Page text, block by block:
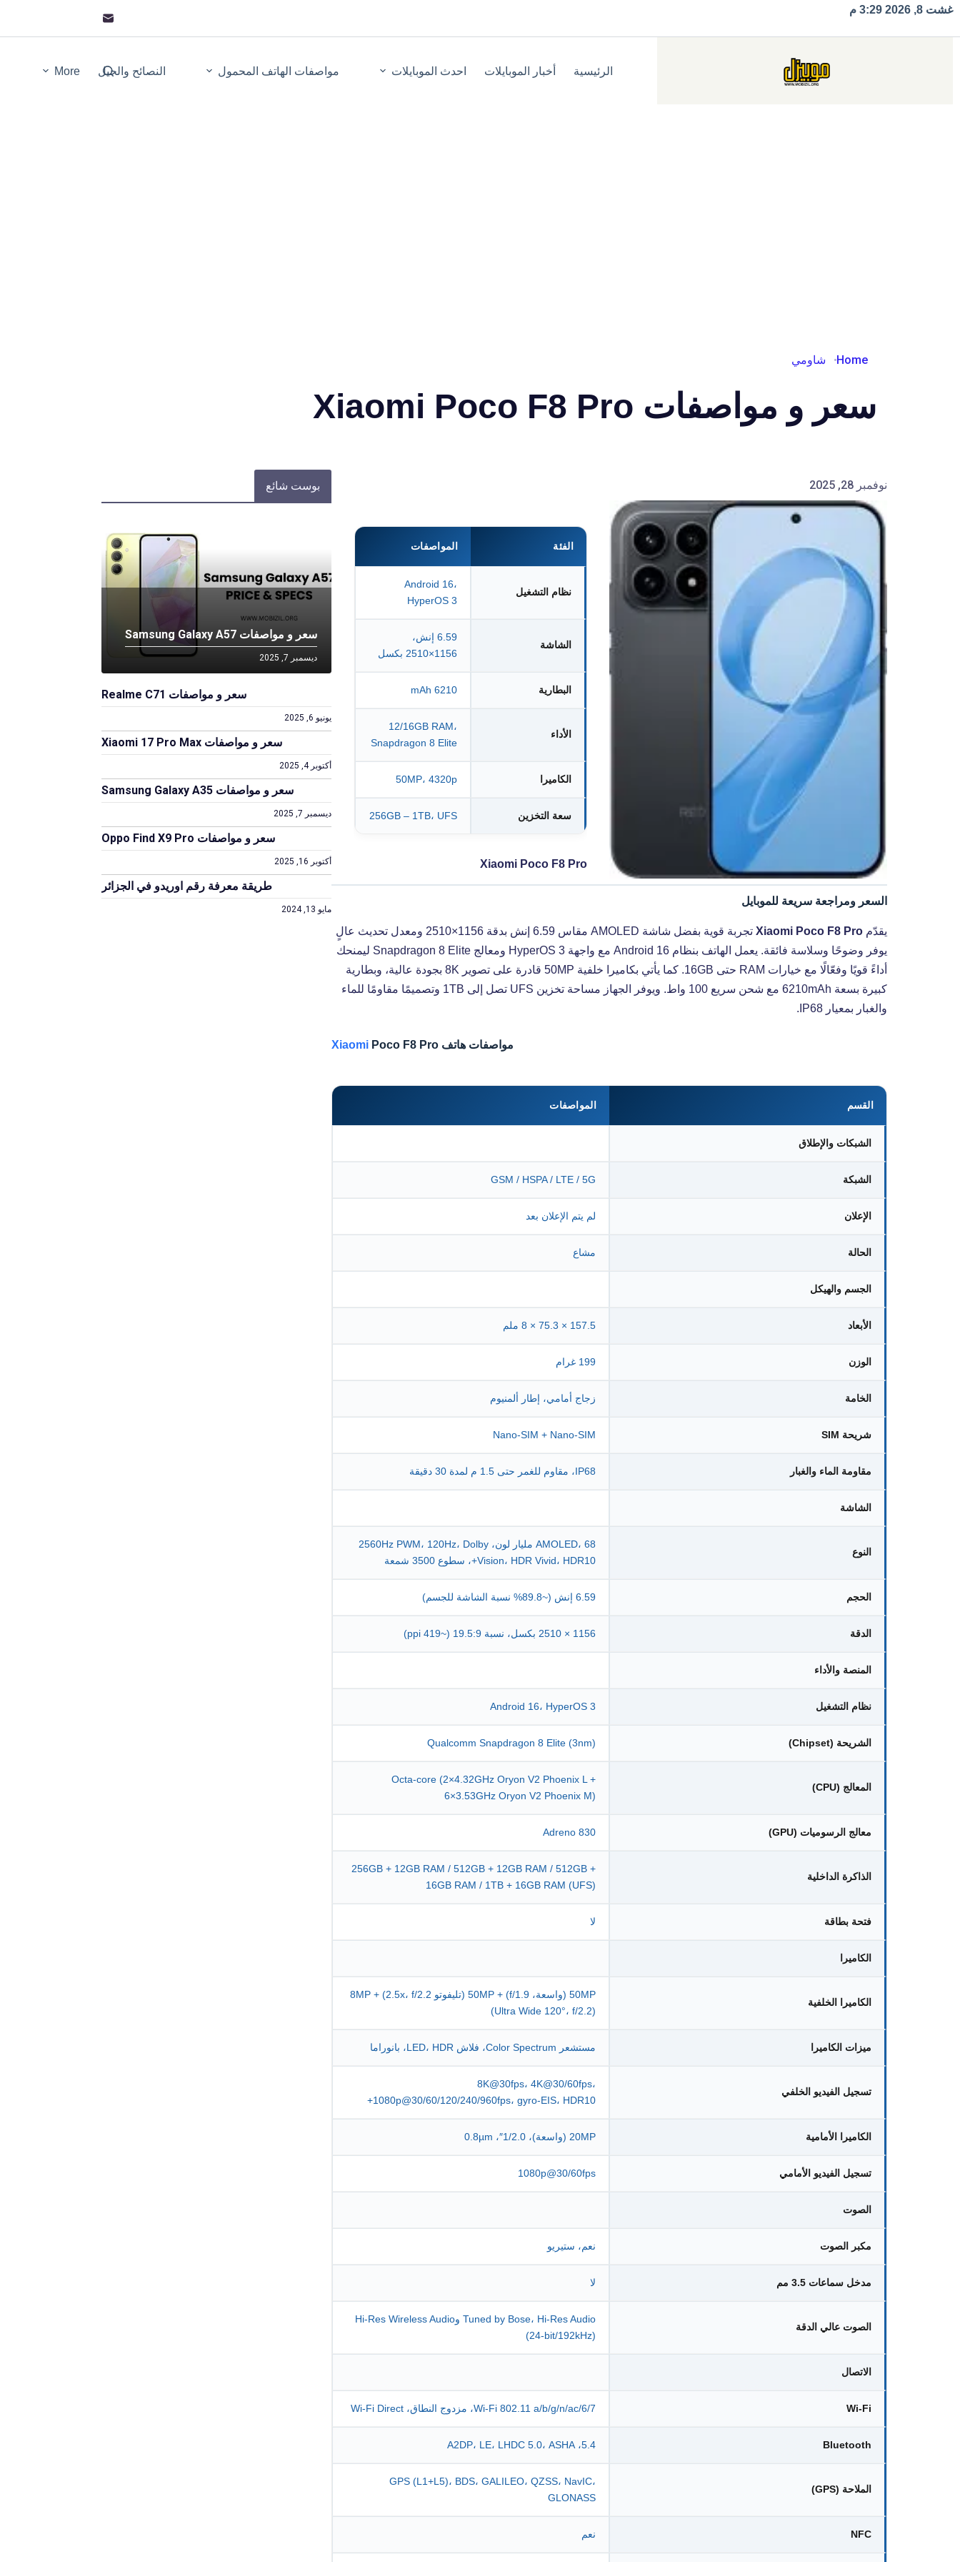
Skip
غشت 8, 2026 3:29 م
الرئيسية أخبار الموبايلات احدث الموبايلات مواصفات الهاتف المحمول النصائح والحيل More
Home شاومي
سعر و مواصفات Xiaomi Poco F8 Pro
نوفمبر 28, 2025
الفئة المواصفات
نظام التشغيل
Android 16،
HyperOS 3
الشاشة
6.59 إنش،
1156×2510 بكسل
البطارية 6210 mAh
الأداء
12/16GB RAM،
Snapdragon 8 Elite
الكاميرا 50MP، 4320p
سعة التخزين 256GB – 1TB، UFS
Xiaomi Poco F8 Pro
السعر ومراجعة سريعة للموبايل
يقدّم Xiaomi Poco F8 Pro
تجربة قوية بفضل شاشة AMOLED مقاس 6.59 إنش بدقة 1156×2510 ومعدل تحديث عالٍ
يوفر وضوحًا وسلاسة فائقة. يعمل الهاتف بنظام Android 16 مع واجهة HyperOS 3 ومعالج Snapdragon 8 Elite ليمنحك
أداءً قويًا وفعّالًا مع خيارات RAM حتى 16GB. كما يأتي بكاميرا خلفية 50MP قادرة على تصوير 8K بجودة عالية، وبطارية
كبيرة بسعة 6210mAh مع شحن سريع 100 واط. ويوفر الجهاز مساحة تخزين UFS تصل إلى 1TB وتصميمًا مقاومًا للماء
والغبار بمعيار IP68.
مواصفات هاتف Xiaomi Poco F8 Pro
القسم المواصفات
الشبكات والإطلاق
الشبكة GSM / HSPA / LTE / 5G
الإعلان لم يتم الإعلان بعد
الحالة مشاع
الجسم والهيكل
الأبعاد 157.5 × 75.3 × 8 ملم
الوزن 199 غرام
الخامة زجاج أمامي، إطار ألمنيوم
شريحة SIM Nano-SIM + Nano-SIM
مقاومة الماء والغبار IP68، مقاوم للغمر حتى 1.5 م لمدة 30 دقيقة
الشاشة
النوع
AMOLED، 68 مليار لون، 2560Hz PWM، 120Hz، Dolby
Vision، HDR Vivid، HDR10+، سطوع 3500 شمعة
الحجم 6.59 إنش (~89.8% نسبة الشاشة للجسم)
الدقة 1156 × 2510 بكسل، نسبة 19.5:9 (~419 ppi)
المنصة والأداء
نظام التشغيل Android 16، HyperOS 3
الشريحة (Chipset) Qualcomm Snapdragon 8 Elite (3nm)
المعالج (CPU)
Octa-core (2×4.32GHz Oryon V2 Phoenix L +
6×3.53GHz Oryon V2 Phoenix M)
معالج الرسوميات (GPU) Adreno 830
الذاكرة الداخلية
256GB + 12GB RAM / 512GB + 12GB RAM / 512GB +
16GB RAM / 1TB + 16GB RAM (UFS)
فتحة بطاقة لا
الكاميرا
الكاميرا الخلفية
50MP (واسعة، f/1.9) + 50MP (تليفوتو 2.5x، f/2.2) + 8MP
(Ultra Wide 120°، f/2.2)
ميزات الكاميرا مستشعر Color Spectrum، فلاش LED، HDR، بانوراما
تسجيل الفيديو الخلفي
8K@30fps، 4K@30/60fps،
1080p@30/60/120/240/960fps، gyro-EIS، HDR10+
الكاميرا الأمامية 20MP (واسعة)، 1/2.0″، 0.8µm
تسجيل الفيديو الأمامي 1080p@30/60fps
الصوت
مكبر الصوت نعم، ستيريو
مدخل سماعات 3.5 مم لا
الصوت عالي الدقة
Tuned by Bose، Hi-Res Audio وHi-Res Wireless Audio
(24-bit/192kHz)
الاتصال
Wi-Fi Wi-Fi 802.11 a/b/g/n/ac/6/7، مزدوج النطاق، Wi-Fi Direct
Bluetooth 5.4، A2DP، LE، LHDC 5.0، ASHA
الملاحة (GPS)
GPS (L1+L5)، BDS، GALILEO، QZSS، NavIC،
GLONASS
NFC نعم
بوست شائع
سعر و مواصفات Samsung Galaxy A57
ديسمبر 7, 2025
سعر و مواصفات Realme C71
يونيو 6, 2025
سعر و مواصفات Xiaomi 17 Pro Max
أكتوبر 4, 2025
سعر و مواصفات Samsung Galaxy A35
ديسمبر 7, 2025
سعر و مواصفات Oppo Find X9 Pro
أكتوبر 16, 2025
طريقة معرفة رقم اوريدو في الجزائر
مايو 13, 2024